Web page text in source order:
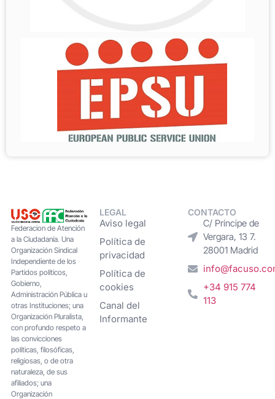
Federacion de Atención
a la Ciudadanía. Una
Organización Sindical
Independiente de los
Partidos políticos,
Gobierno,
Administración Pública u
otras Instituciones; una
Organización Pluralista,
con profundo respeto a
las convicciones
políticas, filosóficas,
religiosas, o de otra
naturaleza, de sus
afiliados; una
Organización
LEGAL
Aviso legal
Política de
privacidad
Política de
cookies
Canal del
Informante
CONTACTO
C/ Príncipe de
Vergara, 13 7.
28001 Madrid
+34 915 774
113